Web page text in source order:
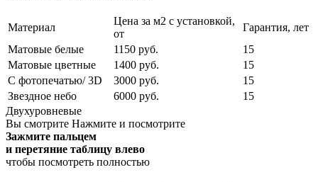
Материал
Цена за м2 с установкой,
от
Гарантия, лет
Матовые белые
1150 руб.
15
Матовые цветные
1400 руб.
15
С фотопечатью/ 3D
3000 руб.
15
Звездное небо
6000 руб.
15
Двухуровневые
Вы смотрите Нажмите и посмотрите
Зажмите пальцем
и перетяние таблицу влево
чтобы посмотреть полностью